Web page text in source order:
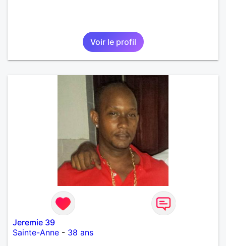
Voir le profil
Jeremie 39
Sainte-Anne - 38 ans